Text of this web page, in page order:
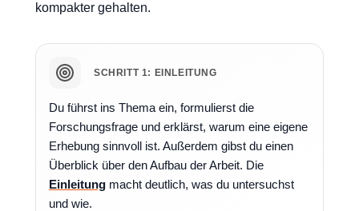
kompakter gehalten.
SCHRITT 1: EINLEITUNG
Du führst ins Thema ein, formulierst die
Forschungsfrage und erklärst, warum eine eigene
Erhebung sinnvoll ist. Außerdem gibst du einen
Überblick über den Aufbau der Arbeit. Die
Einleitung macht deutlich, was du untersuchst
und wie.